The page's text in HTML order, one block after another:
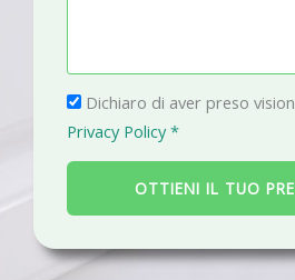
a
g
g
i
P
r
i
a
c
Dichiaro di aver preso
Privacy Policy *
OTTIENI IL TUO